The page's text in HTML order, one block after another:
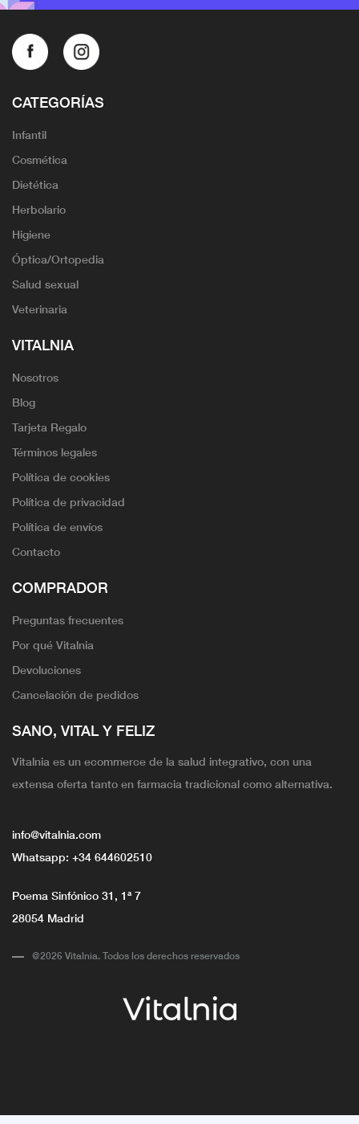
CATEGORÍAS
Infantil
Cosmética
Dietética
Herbolario
Higiene
Óptica/Ortopedia
Salud sexual
Veterinaria
VITALNIA
Nosotros
Blog
Tarjeta Regalo
Términos legales
Política de cookies
Política de privacidad
Política de envíos
Contacto
COMPRADOR
Preguntas frecuentes
Por qué Vitalnia
Devoluciones
Cancelación de pedidos
SANO, VITAL Y FELIZ
Vitalnia es un ecommerce de la salud integrativo, con una
extensa oferta tanto en farmacia tradicional como alternativa.
info@vitalnia.com
Whatsapp: +34 644602510
Poema Sinfónico 31, 1ª 7
28054 Madrid
@2026 Vitalnia. Todos los derechos reservados